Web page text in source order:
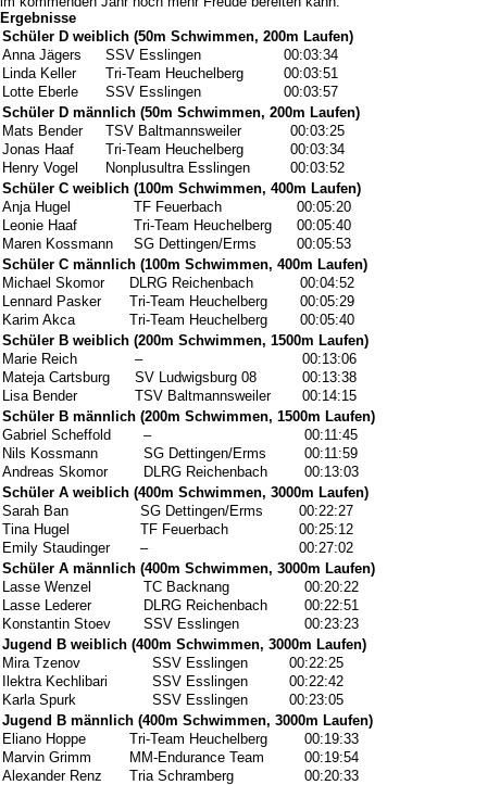
Ergebnisse
Schüler D weiblich (50m Schwimmen, 200m Laufen)
Anna Jägers
SSV Esslingen
00:03:34
Linda Keller
Tri-Team Heuchelberg
00:03:51
Lotte Eberle
SSV Esslingen
00:03:57
Schüler D männlich (50m Schwimmen, 200m Laufen)
Mats Bender
TSV Baltmannsweiler
00:03:25
Jonas Haaf
Tri-Team Heuchelberg
00:03:34
Henry Vogel
Nonplusultra Esslingen
00:03:52
Schüler C weiblich (100m Schwimmen, 400m Laufen)
Anja Hugel
TF Feuerbach
00:05:20
Leonie Haaf
Tri-Team Heuchelberg
00:05:40
Maren Kossmann
SG Dettingen/Erms
00:05:53
Schüler C männlich (100m Schwimmen, 400m Laufen)
Michael Skomor
DLRG Reichenbach
00:04:52
Lennard Pasker
Tri-Team Heuchelberg
00:05:29
Karim Akca
Tri-Team Heuchelberg
00:05:40
Schüler B weiblich (200m Schwimmen, 1500m Laufen)
Marie Reich
–
00:13:06
Mateja Cartsburg
SV Ludwigsburg 08
00:13:38
Lisa Bender
TSV Baltmannsweiler
00:14:15
Schüler B männlich (200m Schwimmen, 1500m Laufen)
Gabriel Scheffold
–
00:11:45
Nils Kossmann
SG Dettingen/Erms
00:11:59
Andreas Skomor
DLRG Reichenbach
00:13:03
Schüler A weiblich (400m Schwimmen, 3000m Laufen)
Sarah Ban
SG Dettingen/Erms
00:22:27
Tina Hugel
TF Feuerbach
00:25:12
Emily Staudinger
–
00:27:02
Schüler A männlich (400m Schwimmen, 3000m Laufen)
Lasse Wenzel
TC Backnang
00:20:22
Lasse Lederer
DLRG Reichenbach
00:22:51
Konstantin Stoev
SSV Esslingen
00:23:23
Jugend B weiblich (400m Schwimmen, 3000m Laufen)
Mira Tzenov
SSV Esslingen
00:22:25
Ilektra Kechlibari
SSV Esslingen
00:22:42
Karla Spurk
SSV Esslingen
00:23:05
Jugend B männlich (400m Schwimmen, 3000m Laufen)
Eliano Hoppe
Tri-Team Heuchelberg
00:19:33
Marvin Grimm
MM-Endurance Team
00:19:54
Alexander Renz
Tria Schramberg
00:20:33